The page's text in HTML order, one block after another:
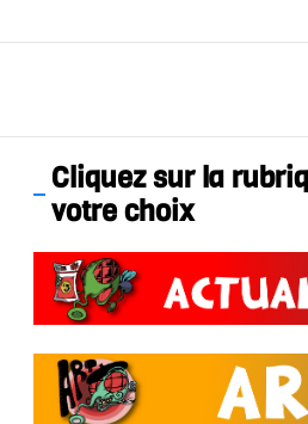
Cliquez sur la
votre choix